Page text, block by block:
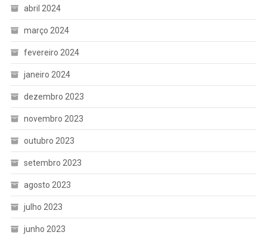
abril 2024
março 2024
fevereiro 2024
janeiro 2024
dezembro 2023
novembro 2023
outubro 2023
setembro 2023
agosto 2023
julho 2023
junho 2023